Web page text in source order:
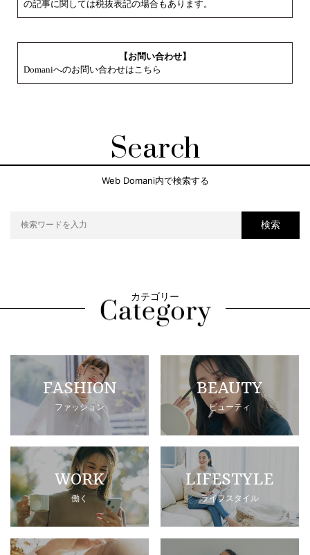
の記事に関しては税抜表記の場合もあります。
【お問い合わせ】
Domaniへのお問い合わせはこちら
Search
Web Domani内で検索する
検索
カテゴリー
FASHION
ファッション
BEAUTY
ビューティ
WORK
働く
LIFESTYLE
ライフスタイル